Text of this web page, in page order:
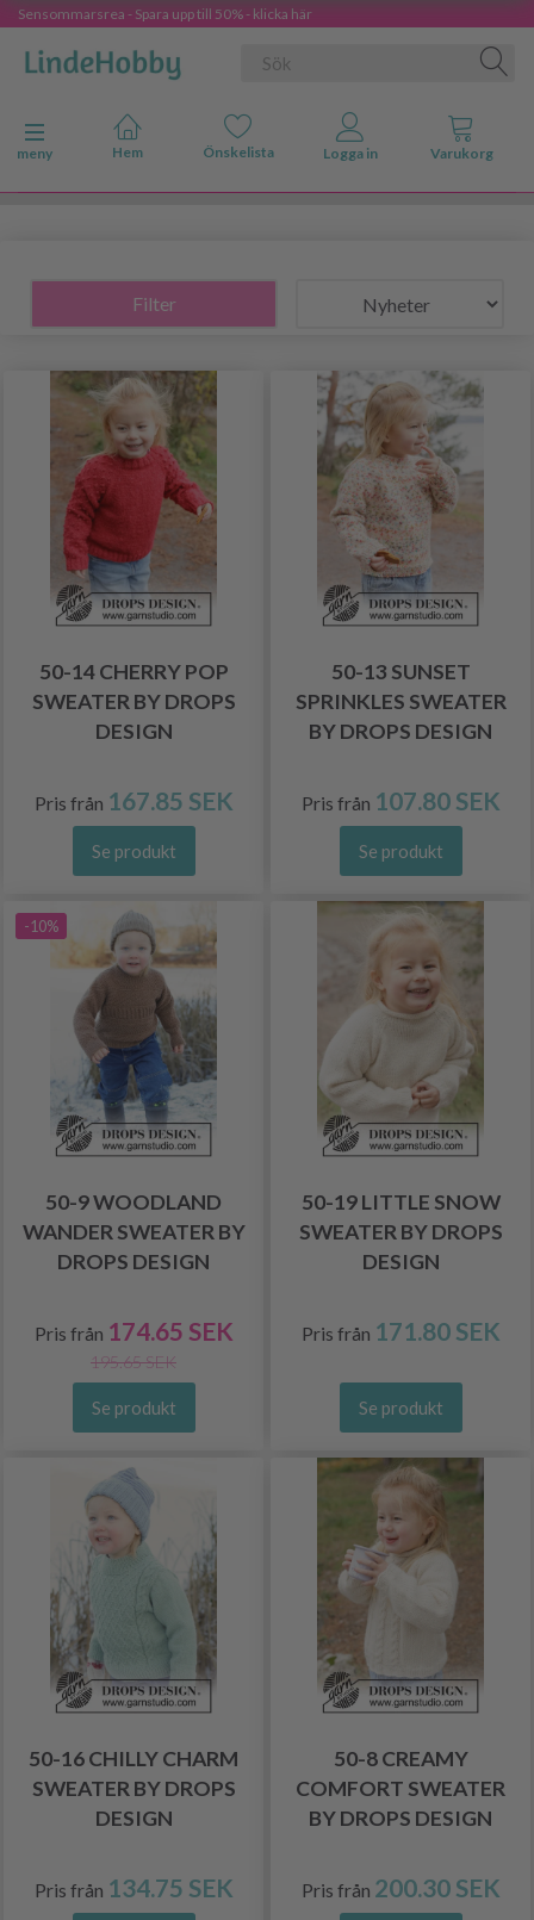
Sensommarsrea - Spara upp till 50% - klicka här
Ändra navigering
meny
Filter
50-14 CHERRY POP
SWEATER BY DROPS
DESIGN
Pris från 167.85 SEK
Se produkt
50-13 SUNSET
SPRINKLES SWEATER
BY DROPS DESIGN
Pris från 107.80 SEK
Se produkt
-10%
50-9 WOODLAND
WANDER SWEATER BY
DROPS DESIGN
Pris från 174.65 SEK
195.65 SEK
Se produkt
50-19 LITTLE SNOW
SWEATER BY DROPS
DESIGN
Pris från 171.80 SEK
Se produkt
50-16 CHILLY CHARM
SWEATER BY DROPS
DESIGN
Pris från 134.75 SEK
50-8 CREAMY
COMFORT SWEATER
BY DROPS DESIGN
Pris från 200.30 SEK